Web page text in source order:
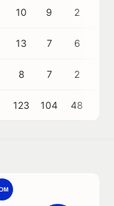
10 9 2
13 7 6
8 7 2
123 104 48